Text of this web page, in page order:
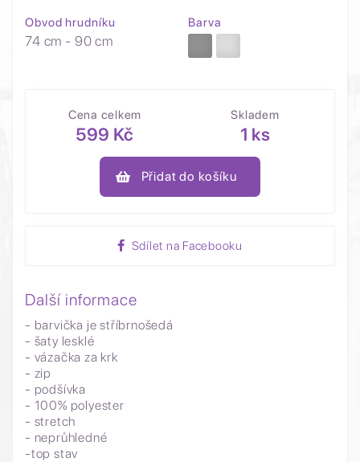
Obvod hrudníku
74 cm - 90 cm
Barva
Cena celkem
599 Kč
Skladem
1 ks
Přidat do košíku
Sdílet na Facebooku
Další informace
- barvička je stříbrnošedá
- šaty lesklé
- vázačka za krk
- zip
- podšívka
- 100% polyester
- stretch
- neprůhledné
-top stav